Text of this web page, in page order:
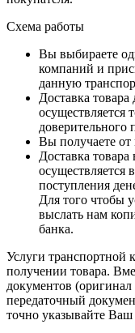
Схема работы
Вы выбираете
компаний и
данную
Доставка
осуществляется
доверительного
Вы получаете от
Доставка
осуществляется
поступления
Для того чтобы
выслать нам
банка.
Услуги транспортной
получении товара.
документов
передаточный
точно указывайте Ваш